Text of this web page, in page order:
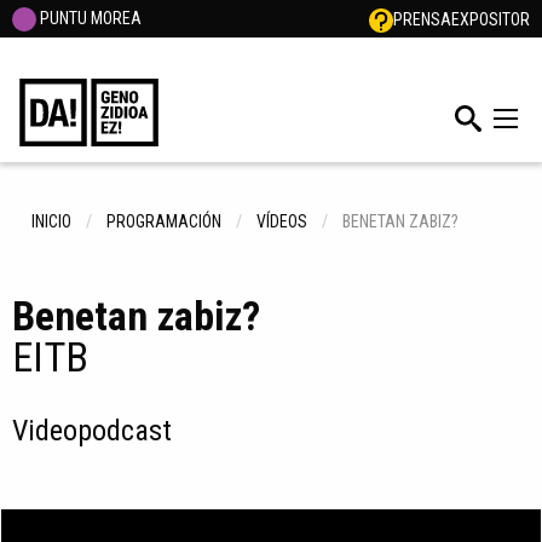
PUNTU MOREA PRENSAEXPOSITOR
INICIO PROGRAMACIÓN VÍDEOS BENETAN ZABIZ?
Benetan zabiz?
EITB
Videopodcast